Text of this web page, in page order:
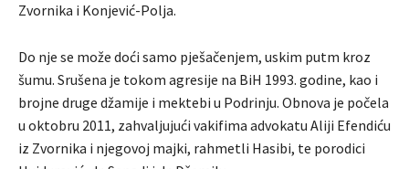
Zvornika i Konjević-Polja.
Do nje se može doći samo pješačenjem, uskim putm kroz
šumu. Srušena je tokom agresije na BiH 1993. godine, kao i
brojne druge džamije i mektebi u Podrinju. Obnova je počela
u oktobru 2011, zahvaljujući vakifima advokatu Aliji Efendiću
iz Zvornika i njegovoj majki, rahmetli Hasibi, te porodici